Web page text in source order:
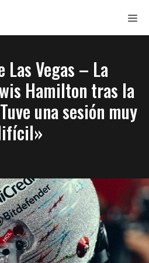
Las Vegas – La
Hamilton tras la
una sesión muy